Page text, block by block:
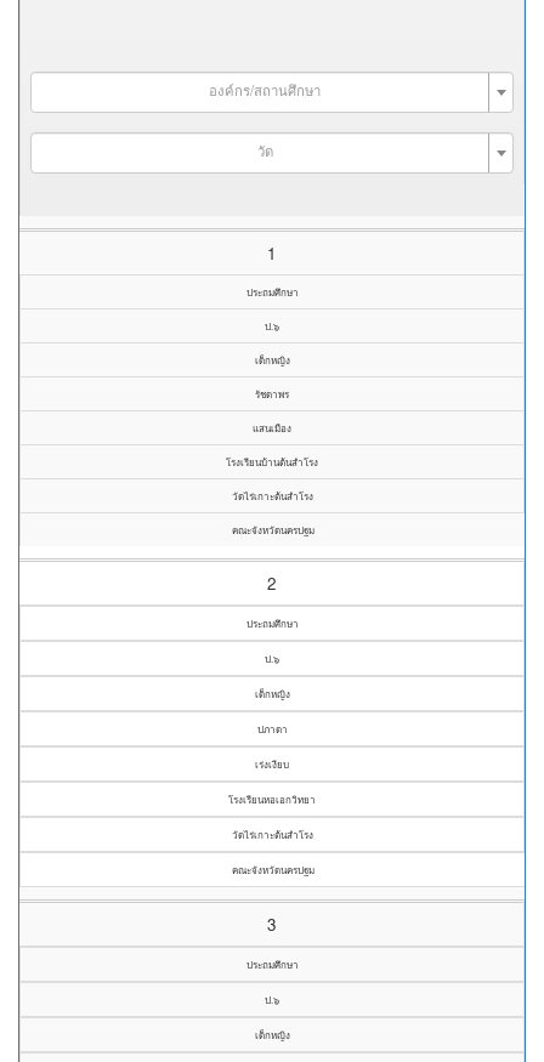
องค์กร/สถานศึกษา
วัด
1
ประถมศึกษา
ป.๖
เด็กหญิง
รัชดาพร
แสนเมือง
โรงเรียนบ้านต้นสำโรง
วัดไร่เกาะต้นสำโรง
คณะจังหวัดนครปฐม
2
ประถมศึกษา
ป.๖
เด็กหญิง
ปภาดา
เร่งเงียบ
โรงเรียนหอเอกวิทยา
วัดไร่เกาะต้นสำโรง
คณะจังหวัดนครปฐม
3
ประถมศึกษา
ป.๖
เด็กหญิง